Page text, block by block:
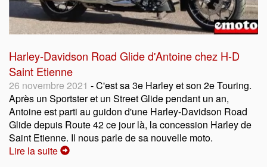
Harley-Davidson Road Glide d'Antoine chez H-D
Saint Etienne
26 novembre 2021 - C'est sa 3e Harley et son 2e Touring.
Après un Sportster et un Street Glide pendant un an,
Antoine est parti au guidon d'une Harley-Davidson Road
Glide depuis Route 42 ce jour là, la concession Harley de
Saint Etienne. Il nous parle de sa nouvelle moto.
Lire la suite